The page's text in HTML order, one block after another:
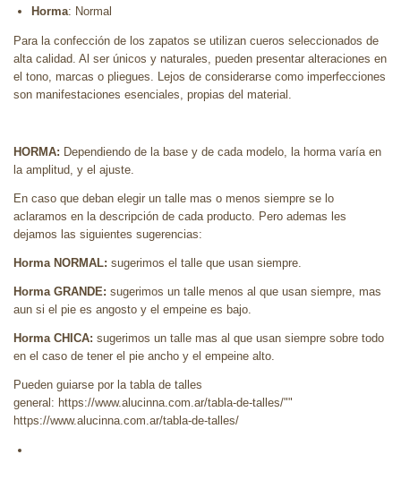
Horma: Normal
Para la confección de los zapatos se utilizan cueros seleccionados de
alta calidad. Al ser únicos y naturales, pueden presentar alteraciones en
el tono, marcas o pliegues. Lejos de considerarse como imperfecciones
son manifestaciones esenciales, propias del material.
HORMA: Dependiendo de la base y de cada modelo, la horma varía en
la amplitud, y el ajuste.
En caso que deban elegir un talle mas o menos siempre se lo
aclaramos en la descripción de cada producto. Pero ademas les
dejamos las siguientes sugerencias:
Horma NORMAL: sugerimos el talle que usan siempre.
Horma GRANDE: sugerimos un talle menos al que usan siempre, mas
aun si el pie es angosto y el empeine es bajo.
Horma CHICA: sugerimos un talle mas al que usan siempre sobre todo
en el caso de tener el pie ancho y el empeine alto.
Pueden guiarse por la tabla de talles
general: https://www.alucinna.com.ar/tabla-de-talles/""
https://www.alucinna.com.ar/tabla-de-talles/